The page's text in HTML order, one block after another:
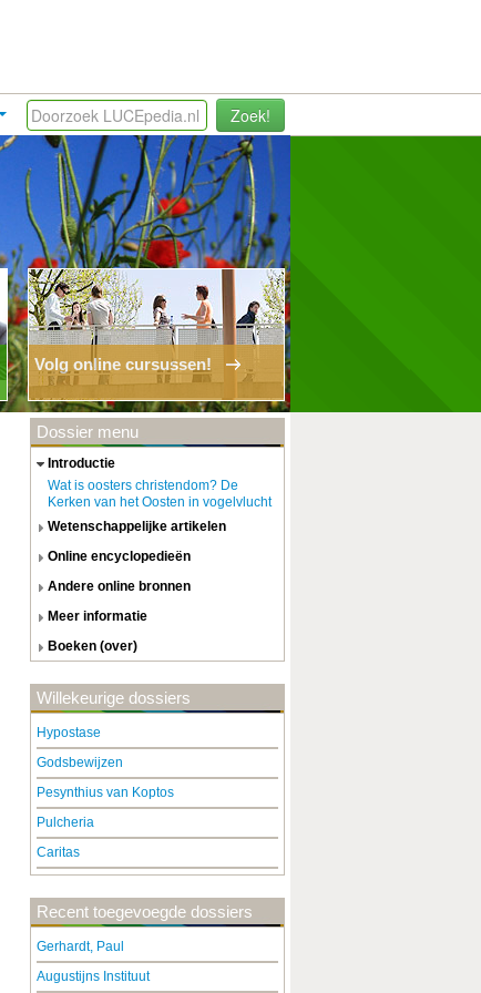
Zoek!
Volg online cursussen!
Dossier menu
introductie
Wat is oosters christendom? De
Kerken van het Oosten in vogelvlucht
wetenschappelijke artikelen
online encyclopedieën
andere online bronnen
meer informatie
boeken (over)
Willekeurige dossiers
Hypostase
Godsbewijzen
Pesynthius van Koptos
Pulcheria
Caritas
Recent toegevoegde dossiers
Gerhardt, Paul
Augustijns Instituut